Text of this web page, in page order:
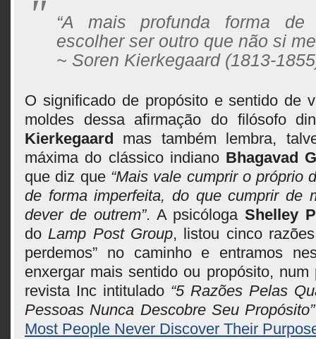
“A mais profunda forma de
escolher ser outro que não si
~ Soren Kierkegaard (1813-
O significado de propósito e sentido de
moldes dessa afirmação do filósofo
Kierkegaard
mas também lembra,
máxima do clássico indiano Bhagavad
que diz que “Mais vale cumprir o próprio
de forma imperfeita, do que cumprir de
dever de outrem”. A psicólogaShelley
doLamp Post Group, listou cinco
perdemos” no caminho e entramos
enxergar mais sentido ou propósito, num
revista Inc intitulado “5 Razões Pelas
Pessoas Nunca Descobre Seu Propósito”
Most People Never Discover Their